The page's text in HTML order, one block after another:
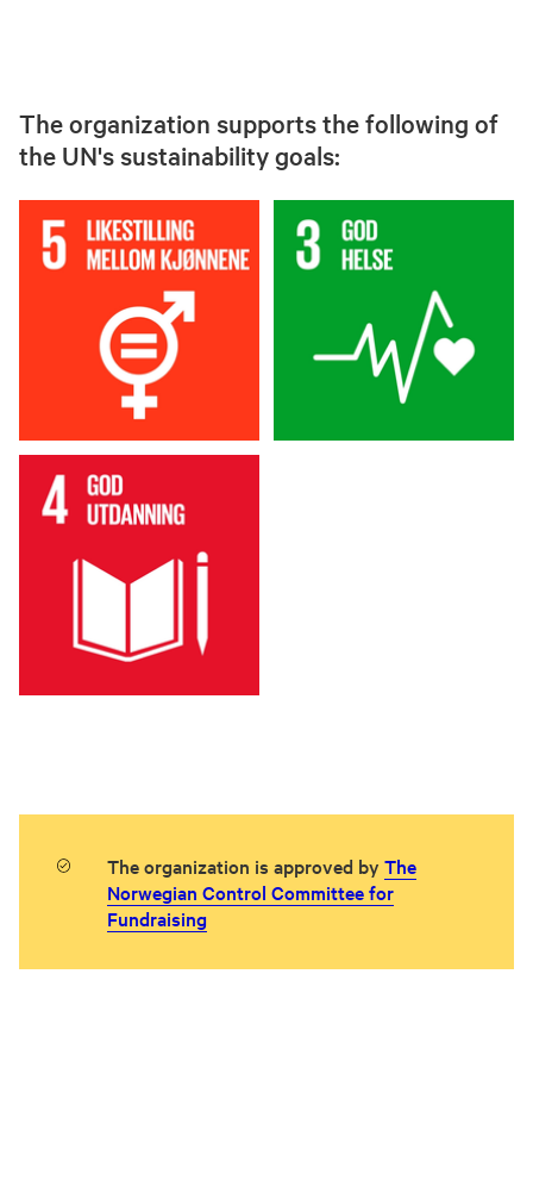
The organization supports the following of
the UN's sustainability goals:
The organization is approved byThe
Norwegian Control Committee for
Fundraising